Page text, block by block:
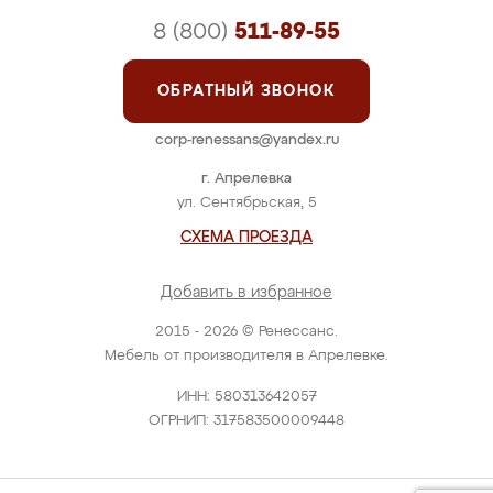
2015 - 2026 © Ренессанс.
Мебель от производителя в Апрелевке.
ИНН: 580313642057
ОГРНИП: 317583500009448
г. Апрелевка
ул. Сентябрьская, 5
СХЕМА ПРОЕЗДА
Добавить в избранное
8 (800) 511-89-55
ОБРАТНЫЙ ЗВОНОК
corp-renessans@yandex.ru